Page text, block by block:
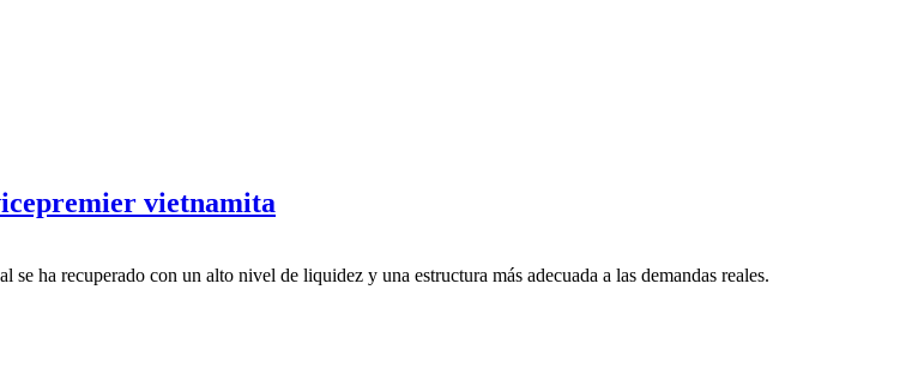
vietnamita
ha recuperado con un alto nivel de liquidez y una estructura más adecuada a las demandas reales.